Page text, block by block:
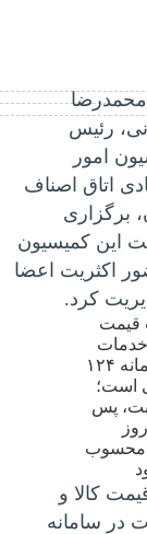
محمدرضا
رئیس
امور
اتاق اصناف
برگزاری
این کمیسیون
اکثریت اعضا
کرد.
کالا و
در سامانه